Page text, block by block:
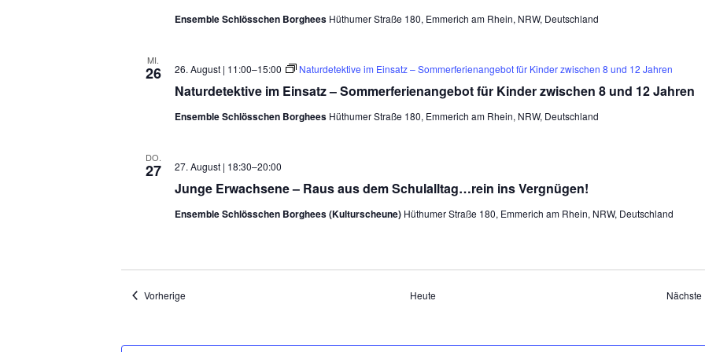
Ensemble Schlösschen Borghees Hüthumer Straße 180, Emmerich am Rhein, NRW, Deutschland
MI.
26
Naturdetektive im Einsatz – Sommerferienangebot für Kinder zwischen 8 und 12 Jahren
26. August | 11:00–15:00 Naturdetektive im Einsatz – Sommerferienangebot für Kinder zwischen 8 und 12 Jahren
Ensemble Schlösschen Borghees Hüthumer Straße 180, Emmerich am Rhein, NRW, Deutschland
DO.
27
Junge Erwachsene – Raus aus dem Schulalltag…rein ins Vergnügen!
27. August | 18:30–20:00
Ensemble Schlösschen Borghees (Kulturscheune) Hüthumer Straße 180, Emmerich am Rhein, NRW, Deutschland
VorherigeVeranstaltungen Heute Nächste